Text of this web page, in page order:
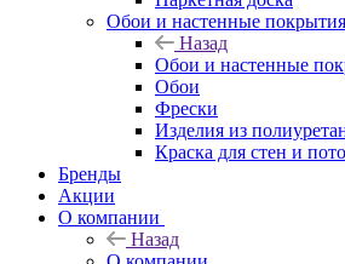
Обои и настенные покрытия
Назад
Обои и настенные
Обои
Фрески
Изделия из
Краска для стен и
Бренды
Акции
О компании
Назад